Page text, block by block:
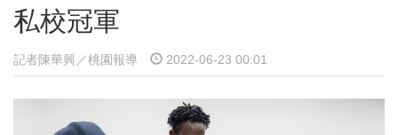
私校冠軍
記者陳華興／桃園報導 2022-06-23 00:01